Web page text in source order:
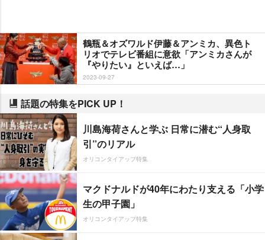
鶴瓶＆オズワルド伊藤＆アンミカ、異色ト
リオでテレビ番組に意欲「アンミカさんが
『やりたい』といえば…」
2023-09-27
話題の特集をPICK UP！
川島海荷さんと学ぶ 日常に潜む“人身取
引”のリアル
オリコンタイアップ特集
マクドナルドが40年にわたり支える「小学
生の甲子園」
オリコンタイアップ特集